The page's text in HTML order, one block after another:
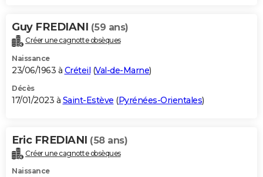
Guy FREDIANI (59 ans)
Créer une cagnotte obsèques
Naissance
23/06/1963 à Créteil (Val-de-Marne)
Décès
17/01/2023 à Saint-Estève (Pyrénées-Orientales)
Eric FREDIANI (58 ans)
Créer une cagnotte obsèques
Naissance